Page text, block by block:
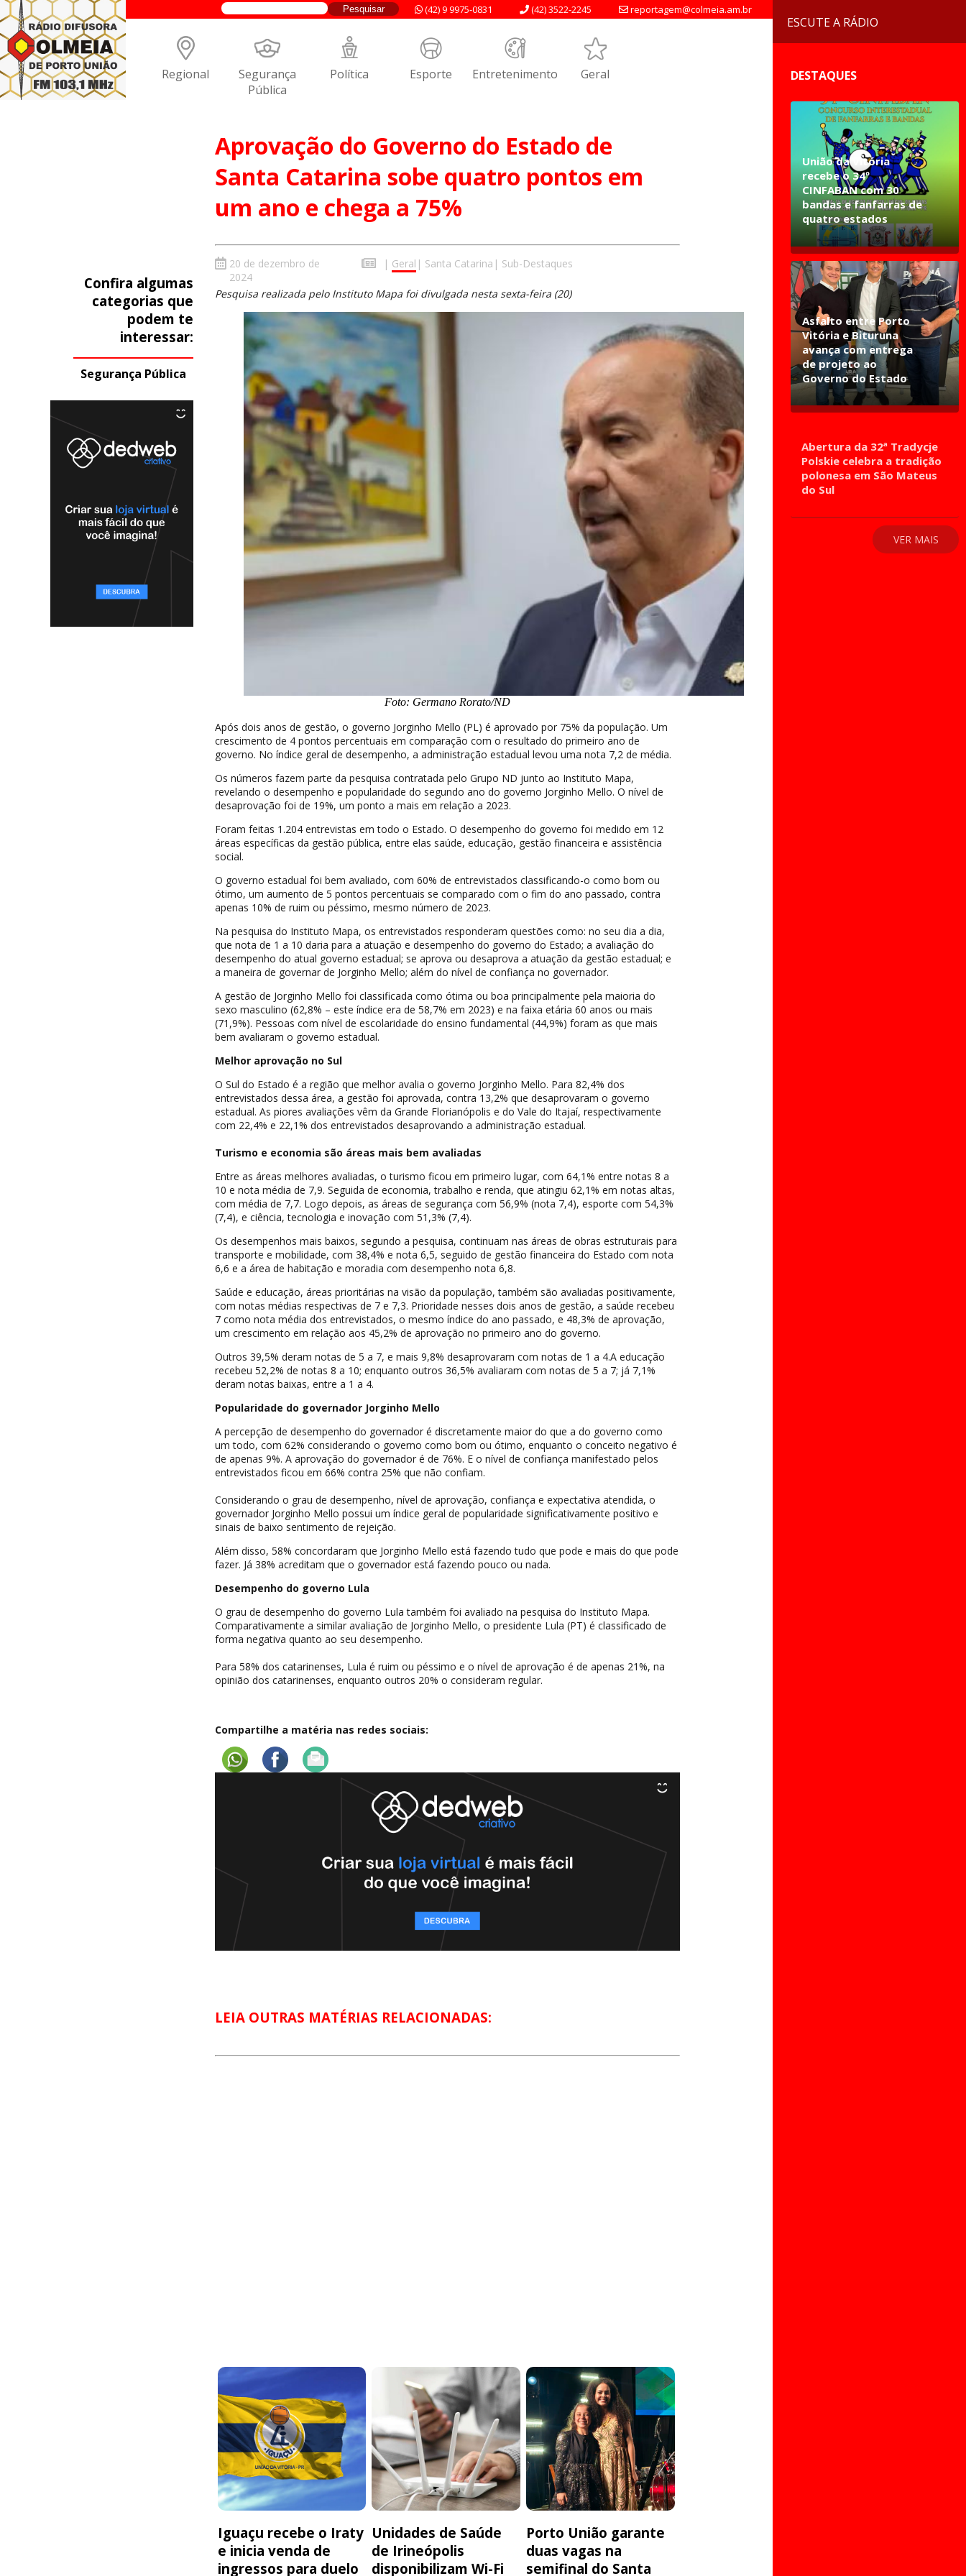
reportagem@colmeia.am.br
(42) 3522-2245
(42) 9 9975-0831
Regional Segurança
Pública
Política Esporte Entretenimento Geral
Aprovação do Governo do Estado de
Santa Catarina sobe quatro pontos em
um ano e chega a 75%
Confira algumas
categorias que
podem te
interessar:
Segurança Pública
20 de dezembro de
2024
| Geral | Santa Catarina | Sub-Destaques
Pesquisa realizada pelo Instituto Mapa foi divulgada nesta sexta-feira (20)
Foto: Germano Rorato/ND
Após dois anos de gestão, o governo Jorginho Mello (PL) é aprovado por 75% da população. Um
crescimento de 4 pontos percentuais em comparação com o resultado do primeiro ano de
governo. No índice geral de desempenho, a administração estadual levou uma nota 7,2 de média.
Os números fazem parte da pesquisa contratada pelo Grupo ND junto ao Instituto Mapa,
revelando o desempenho e popularidade do segundo ano do governo Jorginho Mello. O nível de
desaprovação foi de 19%, um ponto a mais em relação a 2023.
Foram feitas 1.204 entrevistas em todo o Estado. O desempenho do governo foi medido em 12
áreas específicas da gestão pública, entre elas saúde, educação, gestão financeira e assistência
social.
O governo estadual foi bem avaliado, com 60% de entrevistados classificando-o como bom ou
ótimo, um aumento de 5 pontos percentuais se comparado com o fim do ano passado, contra
apenas 10% de ruim ou péssimo, mesmo número de 2023.
Na pesquisa do Instituto Mapa, os entrevistados responderam questões como: no seu dia a dia,
que nota de 1 a 10 daria para a atuação e desempenho do governo do Estado; a avaliação do
desempenho do atual governo estadual; se aprova ou desaprova a atuação da gestão estadual; e
a maneira de governar de Jorginho Mello; além do nível de confiança no governador.
A gestão de Jorginho Mello foi classificada como ótima ou boa principalmente pela maioria do
sexo masculino (62,8% – este índice era de 58,7% em 2023) e na faixa etária 60 anos ou mais
(71,9%). Pessoas com nível de escolaridade do ensino fundamental (44,9%) foram as que mais
bem avaliaram o governo estadual.
Melhor aprovação no Sul
O Sul do Estado é a região que melhor avalia o governo Jorginho Mello. Para 82,4% dos
entrevistados dessa área, a gestão foi aprovada, contra 13,2% que desaprovaram o governo
estadual. As piores avaliações vêm da Grande Florianópolis e do Vale do Itajaí, respectivamente
com 22,4% e 22,1% dos entrevistados desaprovando a administração estadual.
Turismo e economia são áreas mais bem avaliadas
Entre as áreas melhores avaliadas, o turismo ficou em primeiro lugar, com 64,1% entre notas 8 a
10 e nota média de 7,9. Seguida de economia, trabalho e renda, que atingiu 62,1% em notas altas,
com média de 7,7. Logo depois, as áreas de segurança com 56,9% (nota 7,4), esporte com 54,3%
(7,4), e ciência, tecnologia e inovação com 51,3% (7,4).
Os desempenhos mais baixos, segundo a pesquisa, continuam nas áreas de obras estruturais para
transporte e mobilidade, com 38,4% e nota 6,5, seguido de gestão financeira do Estado com nota
6,6 e a área de habitação e moradia com desempenho nota 6,8.
Saúde e educação, áreas prioritárias na visão da população, também são avaliadas positivamente,
com notas médias respectivas de 7 e 7,3. Prioridade nesses dois anos de gestão, a saúde recebeu
7 como nota média dos entrevistados, o mesmo índice do ano passado, e 48,3% de aprovação,
um crescimento em relação aos 45,2% de aprovação no primeiro ano do governo.
Outros 39,5% deram notas de 5 a 7, e mais 9,8% desaprovaram com notas de 1 a 4.A educação
recebeu 52,2% de notas 8 a 10; enquanto outros 36,5% avaliaram com notas de 5 a 7; já 7,1%
deram notas baixas, entre a 1 a 4.
Popularidade do governador Jorginho Mello
A percepção de desempenho do governador é discretamente maior do que a do governo como
um todo, com 62% considerando o governo como bom ou ótimo, enquanto o conceito negativo é
de apenas 9%. A aprovação do governador é de 76%. E o nível de confiança manifestado pelos
entrevistados ficou em 66% contra 25% que não confiam.
Considerando o grau de desempenho, nível de aprovação, confiança e expectativa atendida, o
governador Jorginho Mello possui um índice geral de popularidade significativamente positivo e
sinais de baixo sentimento de rejeição.
Além disso, 58% concordaram que Jorginho Mello está fazendo tudo que pode e mais do que pode
fazer. Já 38% acreditam que o governador está fazendo pouco ou nada.
Desempenho do governo Lula
O grau de desempenho do governo Lula também foi avaliado na pesquisa do Instituto Mapa.
Comparativamente a similar avaliação de Jorginho Mello, o presidente Lula (PT) é classificado de
forma negativa quanto ao seu desempenho.
Para 58% dos catarinenses, Lula é ruim ou péssimo e o nível de aprovação é de apenas 21%, na
opinião dos catarinenses, enquanto outros 20% o consideram regular.
Compartilhe a matéria nas redes sociais:
LEIA OUTRAS MATÉRIAS RELACIONADAS:
Iguaçu recebe o Iraty
e inicia venda de
ingressos para duelo
Unidades de Saúde
de Irineópolis
disponibilizam Wi-Fi
Porto União garante
duas vagas na
semifinal do Santa
ESCUTE A RÁDIO
DESTAQUES
União da Vitória
recebe o 34º
CINFABAN com 30
bandas e fanfarras de
quatro estados
Asfalto entre Porto
Vitória e Bituruna
avança com entrega
de projeto ao
Governo do Estado
Abertura da 32ª Tradycje
Polskie celebra a tradição
polonesa em São Mateus
do Sul
VER MAIS